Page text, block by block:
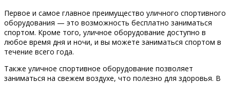
Первое и самое главное преимущество уличного спортивного
оборудования — это возможность бесплатно заниматься
спортом. Кроме того, уличное оборудование доступно в
любое время дня и ночи, и вы можете заниматься спортом в
течение всего года.
Также уличное спортивное оборудование позволяет
заниматься на свежем воздухе, что полезно для здоровья. В